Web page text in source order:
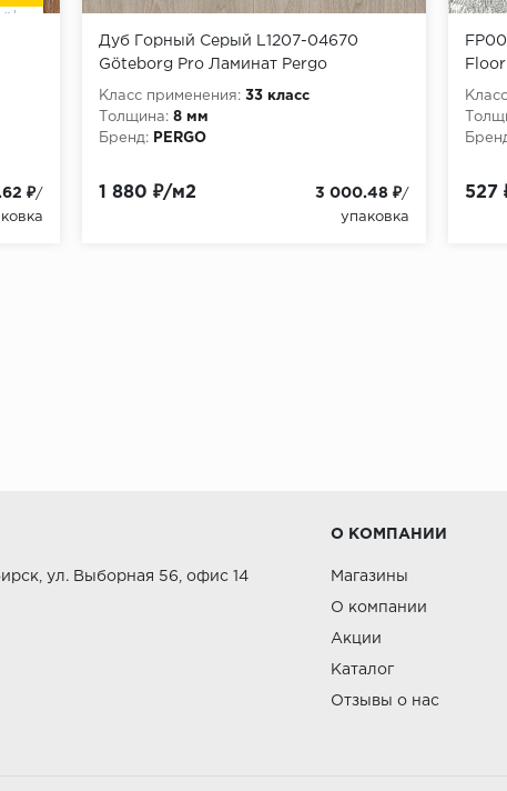
₽/
Дуб Горный Серый L1207-04670
Göteborg Pro Ламинат Pergo
Класс применения: 33 класс
Толщина: 8 мм
Бренд:
PERGO
1 880 ₽/м2 3 000.48 ₽/
упаковка
527
ул. Выборная 56, офис 14
О КОМПАНИИ
Магазины
О компании
Акции
Каталог
Отзывы о нас